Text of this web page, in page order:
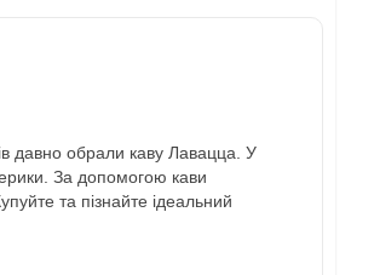
давно обрали каву Лавацца. У
За допомогою кави
та пізнайте ідеальний